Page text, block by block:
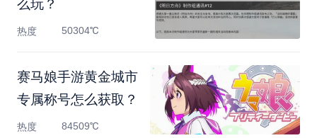
么玩？
热度 50304℃
赛马娘手游黄金城市
专属称号怎么获取？
热度 84509℃